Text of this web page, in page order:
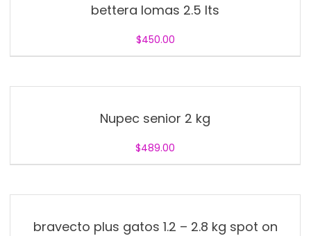
bettera lomas 2.5 lts
$450.00
Nupec senior 2 kg
$489.00
bravecto plus gatos 1.2 – 2.8 kg spot on